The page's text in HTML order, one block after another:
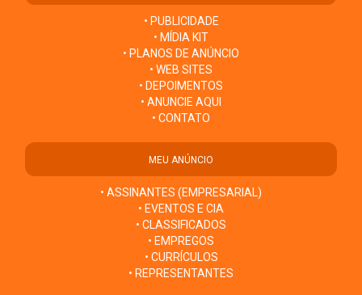
• PUBLICIDADE
• MÍDIA KIT
• PLANOS DE ANÚNCIO
• WEB SITES
• DEPOIMENTOS
• ANUNCIE AQUI
• CONTATO
MEU ANÚNCIO
• ASSINANTES (EMPRESARIAL)
• EVENTOS E CIA
• CLASSIFICADOS
• EMPREGOS
• CURRÍCULOS
• REPRESENTANTES